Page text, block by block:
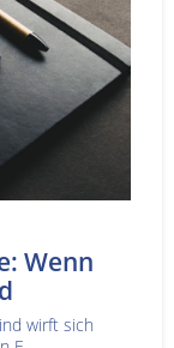
Wenn
wirft sich